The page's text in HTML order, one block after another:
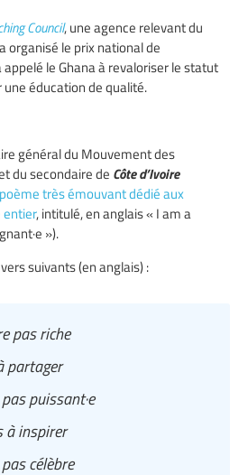
Council, une agence relevant du
organisé le prix national de
le Ghana à revaloriser le statut
éducation de qualité.
général du Mouvement des
du secondaire de Côte d’Ivoire
très émouvant dédié aux
entier, intitulé, en anglais « I am a
»).
suivants (en anglais) :
pas riche
partager
puissant·e
à inspirer
célèbre